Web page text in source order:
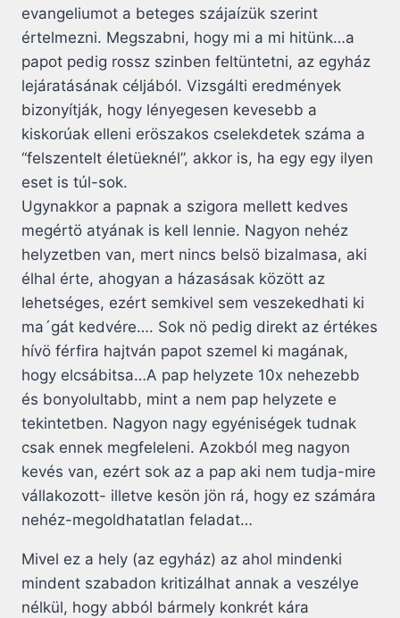
evangeliumot a beteges szájaízük szerint
értelmezni. Megszabni, hogy mi a mi hitünk…a
papot pedig rossz szinben feltüntetni, az egyház
lejáratásának céljából. Vizsgálti eredmények
bizonyítják, hogy lényegesen kevesebb a
kiskorúak elleni eröszakos cselekdetek száma a
“felszentelt életüeknél”, akkor is, ha egy egy ilyen
eset is túl-sok.
Ugynakkor a papnak a szigora mellett kedves
megértö atyának is kell lennie. Nagyon nehéz
helyzetben van, mert nincs belsö bizalmasa, aki
élhal érte, ahogyan a házasásak között az
lehetséges, ezért semkivel sem veszekedhati ki
ma´gát kedvére…. Sok nö pedig direkt az értékes
hívö férfira hajtván papot szemel ki magának,
hogy elcsábitsa…A pap helyzete 10x nehezebb
és bonyolultabb, mint a nem pap helyzete e
tekintetben. Nagyon nagy egyéniségek tudnak
csak ennek megfeleleni. Azokból meg nagyon
kevés van, ezért sok az a pap aki nem tudja-mire
vállakozott- illetve kesön jön rá, hogy ez számára
nehéz-megoldhatatlan feladat…
Mivel ez a hely (az egyház) az ahol mindenki
mindent szabadon kritizálhat annak a veszélye
nélkül, hogy abból bármely konkrét kára